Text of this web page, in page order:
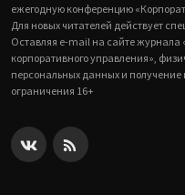
ежегодную конференцию
Для новых читателей действует
Оставляя e-mail на сайте журнала
корпоративного управления»,
персональных данных и
ограничения 16+